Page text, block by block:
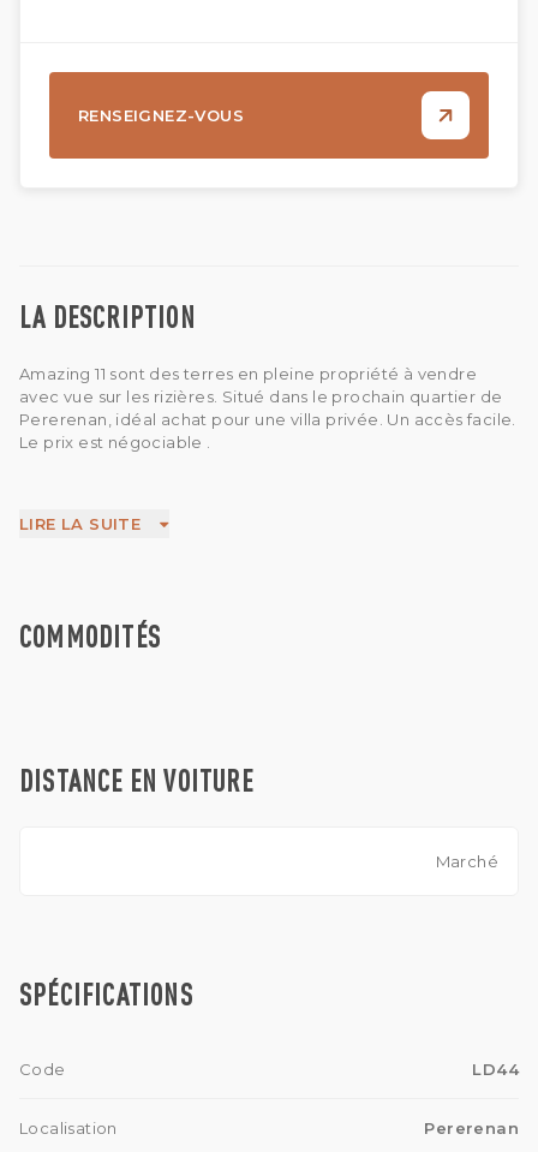
LA DESCRIPTION
Amazing 11 sont des terres en pleine propriété à vendre
avec vue sur les rizières. Situé dans le prochain quartier de
Pererenan, idéal achat pour une villa privée. Un accès facile.
Le prix est négociable .
LIRE LA SUITE
COMMODITÉS
DISTANCE EN VOITURE
Marché
SPÉCIFICATIONS
Code LD44
Localisation Pererenan
RENSEIGNEZ-VOUS